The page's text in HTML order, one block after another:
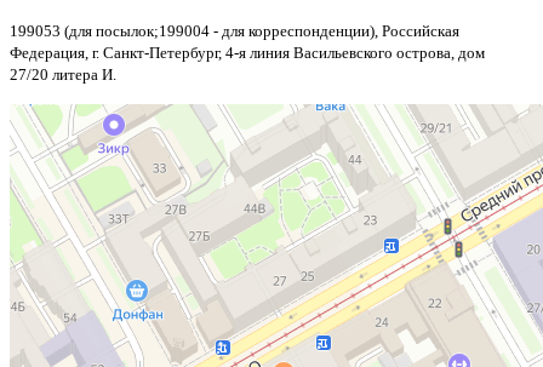
199053 (для посылок;199004 - для корреспонденции) , Российская
Федерация, г. Санкт-Петербург, 4-я линия Васильевского острова, дом
27/20 литера И.